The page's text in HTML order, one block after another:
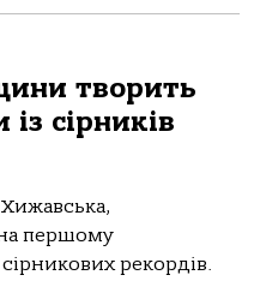
творить
сірників
першому
рекордів.